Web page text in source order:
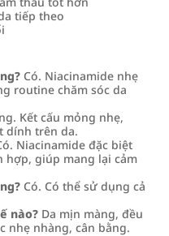
tiếp theo
Có. Niacinamide nhẹ
routine chăm sóc da
Kết cấu mỏng nhẹ,
dính trên da.
Niacinamide đặc biệt
hợp, giúp mang lại cảm
Có. Có thể sử dụng cả
nào? Da mịn màng, đều
nhẹ nhàng, cân bằng.